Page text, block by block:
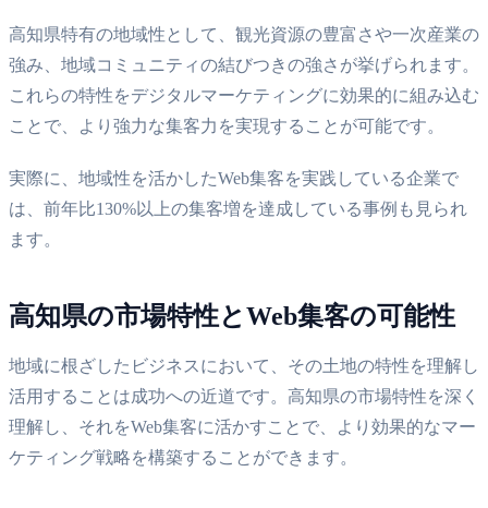
高知県特有の地域性として、観光資源の豊富さや一次産業の
強み、地域コミュニティの結びつきの強さが挙げられます。
これらの特性をデジタルマーケティングに効果的に組み込む
ことで、より強力な集客力を実現することが可能です。
実際に、地域性を活かしたWeb集客を実践している企業で
は、前年比130%以上の集客増を達成している事例も見られ
ます。
高知県の市場特性とWeb集客の可能性
地域に根ざしたビジネスにおいて、その土地の特性を理解し
活用することは成功への近道です。高知県の市場特性を深く
理解し、それをWeb集客に活かすことで、より効果的なマー
ケティング戦略を構築することができます。